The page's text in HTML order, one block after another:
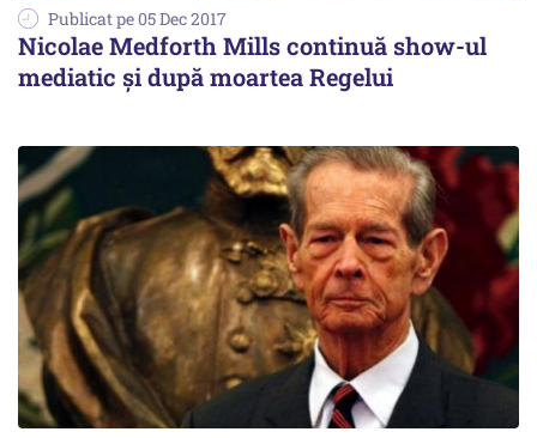
Publicat pe 05 Dec 2017
Nicolae Medforth Mills continuă show-ul
mediatic și după moartea Regelui